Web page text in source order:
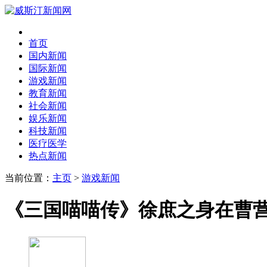
首页
国内新闻
国际新闻
游戏新闻
教育新闻
社会新闻
娱乐新闻
科技新闻
医疗医学
热点新闻
当前位置： 主页 > 游戏新闻
《三国喵喵传》徐庶之身在曹